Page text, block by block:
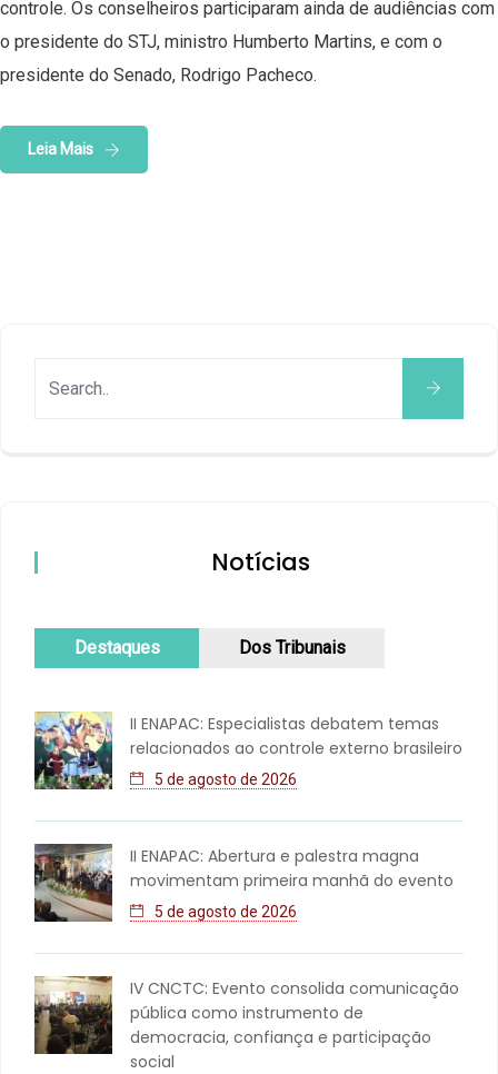
controle. Os conselheiros participaram ainda de audiências com
o presidente do STJ, ministro Humberto Martins, e com o
presidente do Senado, Rodrigo Pacheco.
Leia Mais
Notícias
Destaques Dos Tribunais
II ENAPAC: Especialistas debatem temas
relacionados ao controle externo brasileiro
5 de agosto de 2026
II ENAPAC: Abertura e palestra magna
movimentam primeira manhã do evento
5 de agosto de 2026
IV CNCTC: Evento consolida comunicação
pública como instrumento de
democracia, confiança e participação
social